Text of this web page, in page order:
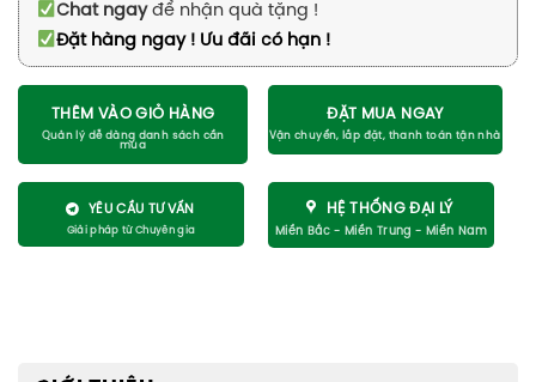
Chat ngayđể nhận quà tặng !
Đặt hàng ngay ! Ưu đãi có hạn !
THÊM VÀO GIỎ HÀNG ĐẶT MUA NGAY
YÊU CẦU TƯ VẤN HỆ THỐNG ĐẠI LÝ